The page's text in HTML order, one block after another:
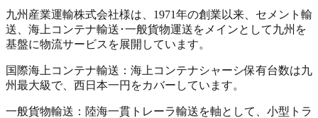
九州産業運輸株式会社様は、1971年の創業以来、セメント輸
送、海上コンテナ輸送･一般貨物運送をメインとして九州を
基盤に物流サービスを展開しています。
国際海上コンテナ輸送 ：海上コンテナシャーシ保有台数は九
州最大級で、西日本一円をカバーしています。
一般貨物輸送 ：陸海一貫トレーラ輸送を軸として、小型トラ